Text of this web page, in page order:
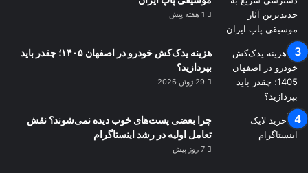
این حملات علاوه بر اینکه موجب شهید و زخمی
شدن چند هزار شهروند ایرانی و تخریب هزاران
واحد مسکونی و آسیب زدن به زیرساخت‌های
هسته‌ای صلح‌آمیز ایران شد، باعث اخلال در روند
همکاری‌های معمول ایران با آژانس بین‌المللی
انرژی اتمی شد. تلاش ایران برای احیای تعاملات
1 هفته پیش
هزینه یدک‌کش خودرو در اصفهان ۱۴۰۵؛ چقدر باید
بپردازید؟
29 ژوئن 2026
چرا بعضی پست‌های خوب دیده نمی‌شوند؟ نقش
تعامل اولیه در رشد اینستاگرام
7 روز پیش